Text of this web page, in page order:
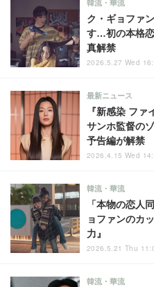
ク・ギョファ
す…初の本格
真解禁
韓流・華流
2026.5.27 Wed
『新感染 ファ
サンホ監督の
予告編が解禁
最新ニュース
2026.4.15 Wed
「本物の恋人
ョファンのカ
力』
韓流・華流
2026.5.21 Thu
韓流・華流